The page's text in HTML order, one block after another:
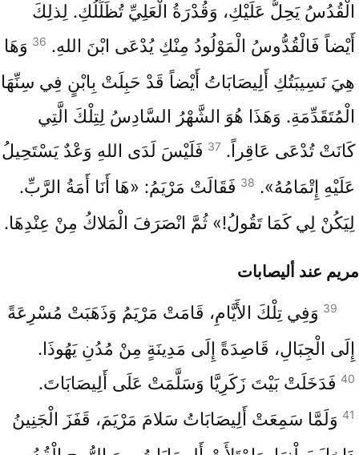
الْقُدُسُ يَحِلُّ عَلَيْكِ، وَقُدْرَةُ الْعَلِيِّ تُظَلِّلُكِ. لِذلِكَ
أَيْضاً فَالْقُدُّوسُ الْمَوْلُودُ مِنْكِ يُدْعَى ابْنَ اللهِ. 36 وَهَا
هِيَ نَسِيبَتُكِ أَلِيصَابَاتُ أَيْضاً قَدْ حَبِلَتْ بِابْنٍ فِي سِنِّهَا
الْمُتَقَدِّمَةِ. وَهَذَا هُوَ الشَّهْرُ السَّادِسُ لِتِلْكَ الَّتِي
كَانَتْ تُدْعَى عَاقِراً. 37 فَلَيْسَ لَدَى اللهِ وَعْدٌ يَسْتَحِيلُ
عَلَيْهِ إِتْمَامُهُ». 38 فَقَالَتْ مَرْيَمُ: «هَا أَنَا أَمَةُ الرَّبِّ.
لِيَكُنْ لِي كَمَا تَقُولُ!» ثُمَّ انْصَرَفَ الْمَلاكُ مِنْ عِنْدِهَا.
مريم عند أليصابات
39 وَفِي تِلْكَ الأَيَّامِ، قَامَتْ مَرْيَمُ وَذَهَبَتْ مُسْرِعَةً
إِلَى الْجِبَالِ، قَاصِدَةً إِلَى مَدِينَةٍ مِنْ مُدُنِ يَهُوذَا.
40 فَدَخَلَتْ بَيْتَ زَكَرِيَّا وَسَلَّمَتْ عَلَى أَلِيصَابَاتَ.
41 وَلَمَّا سَمِعَتْ أَلِيصَابَاتُ سَلامَ مَرْيَمَ، قَفَزَ الْجَنِينُ